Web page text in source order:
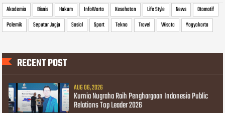
Akademia Bisnis Hukum InfoWarta Kesehatan Life Style News
Otomotif
Polemik
Seputar Jogja Sosial Sport Tekno Travel Wisata Yogyakarta
RECENT POST
AUG 06, 2026
Kurnia Nugraha Raih Penghargaan Indonesia Public
Relations Top Leader 2026